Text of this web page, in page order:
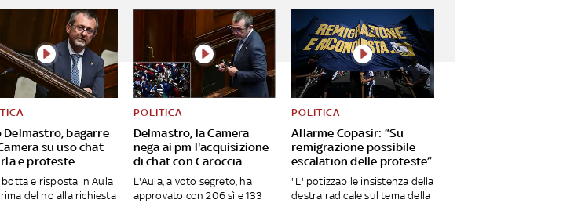
Delmastro, bagarre
su uso chat
e proteste
botta e risposta in Aula
del no alla richiesta
Delmastro, la Camera
nega ai pm l'acquisizione
di chat con Caroccia
POLITICA
L'Aula, a voto segreto, ha
approvato con 206 sì e 133
Allarme Copasir: “Su
remigrazione possibile
escalation delle proteste”
POLITICA
"L'ipotizzabile insistenza della
destra radicale sul tema della